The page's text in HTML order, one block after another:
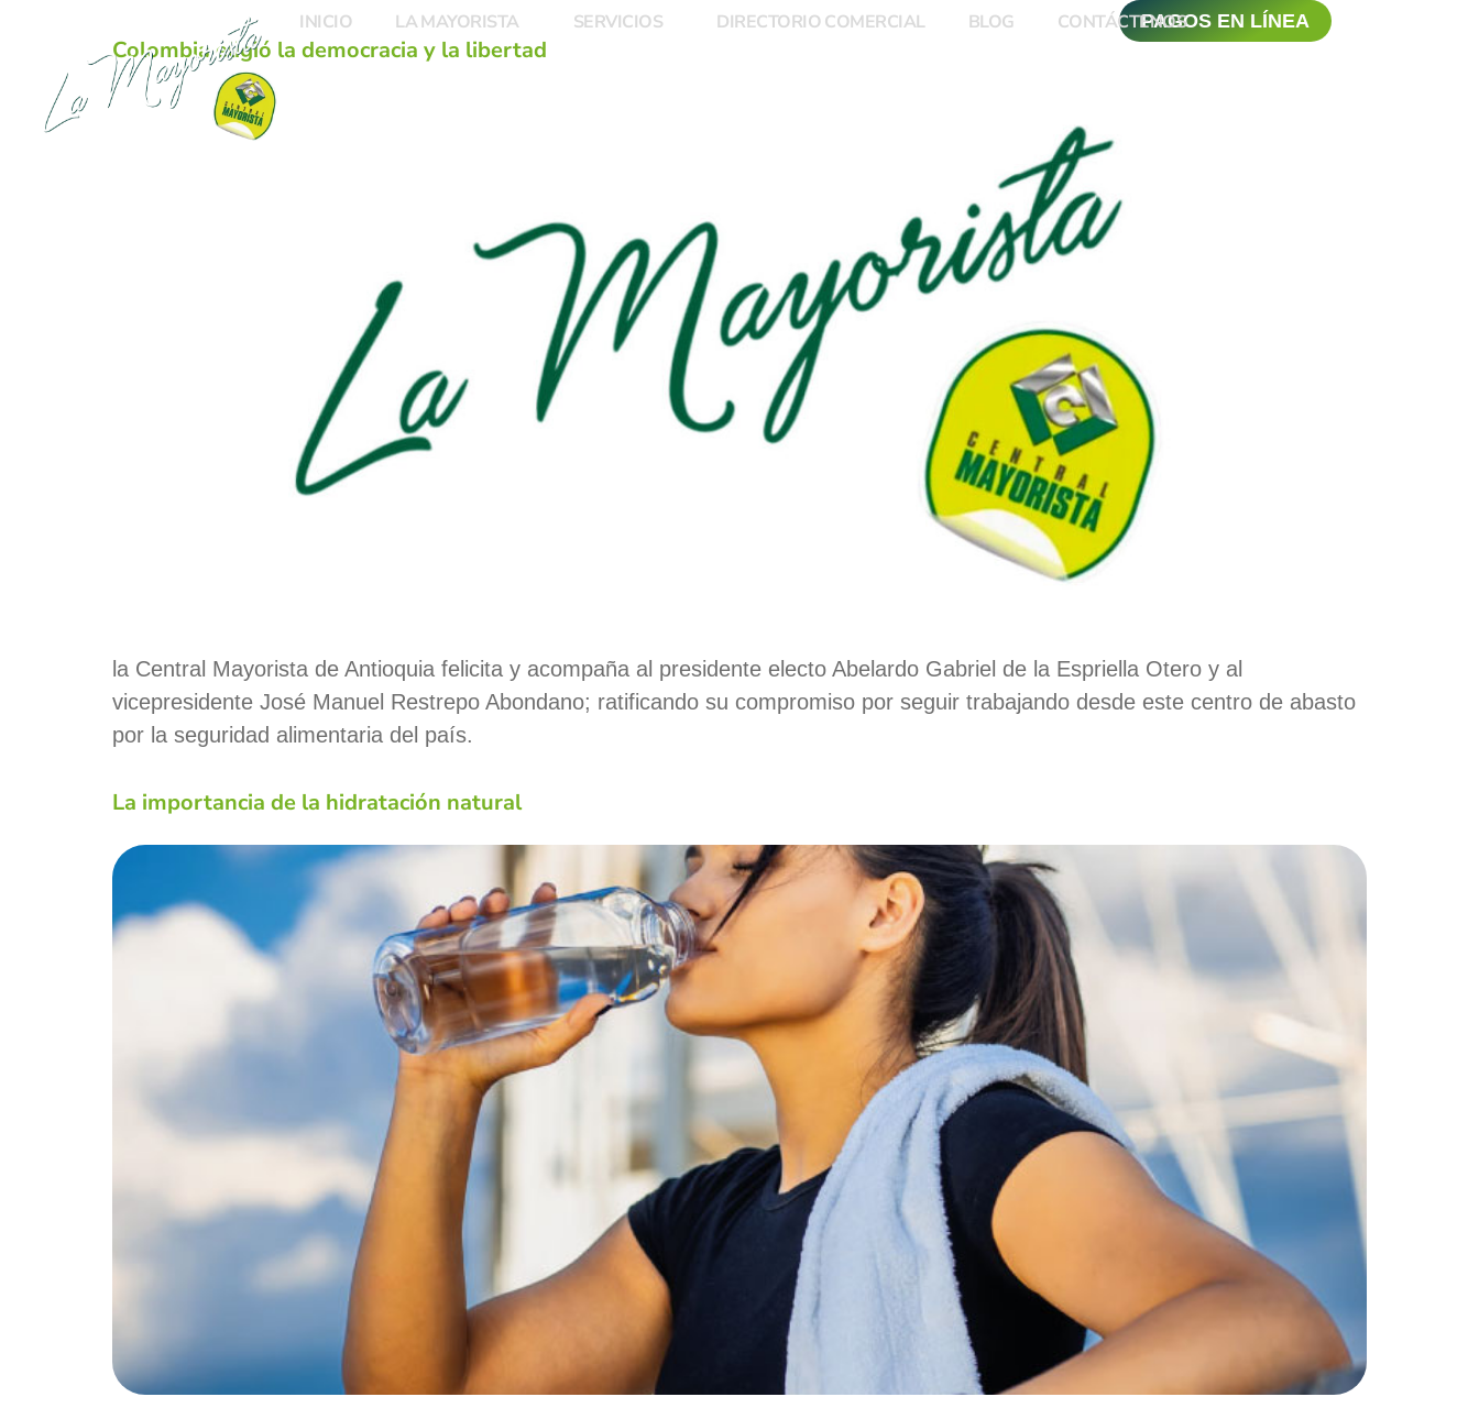
INICIO LA MAYORISTA SERVICIOS DIRECTORIO COMERCIAL BLOG CONTÁCTENOSPAGOS EN LÍNEA
Colombia eligió la democracia y la libertad
la Central Mayorista de Antioquia felicita y acompaña al presidente electo Abelardo Gabriel de la Espriella Otero y al
vicepresidente José Manuel Restrepo Abondano; ratificando su compromiso por seguir trabajando desde este centro de abasto
por la seguridad alimentaria del país.
La importancia de la hidratación natural